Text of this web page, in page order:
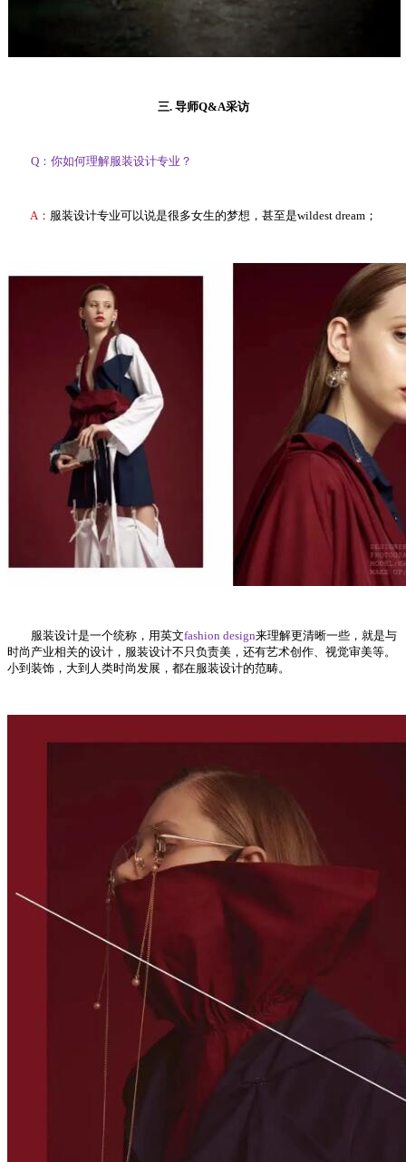
三. 导师Q&A采访
Q：你如何理解服装设计专业？
A： 服装设计专业可以说是很多女生的梦想，甚至是wildest dream；
服装设计是一个统称，用英文fashion design来理解更清晰一些，就是与
时尚产业相关的设计，服装设计不只负责美，还有艺术创作、视觉审美等。
小到装饰，大到人类时尚发展，都在服装设计的范畴。